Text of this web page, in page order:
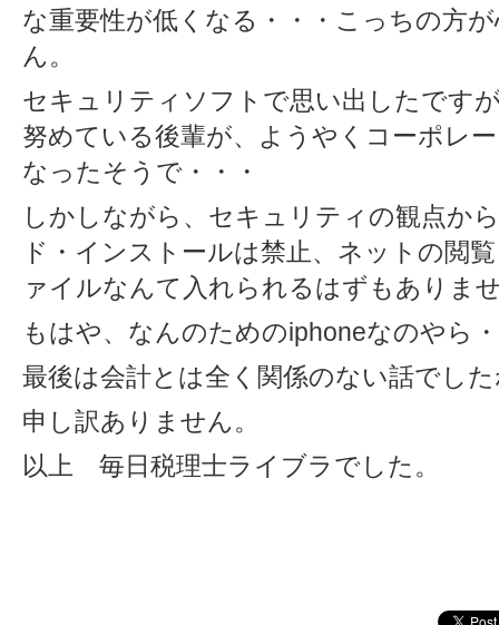
な重要性が低くなる・・・こっちの方
ん。
セキュリティソフトで思い出したです
努めている後輩が、ようやくコーポレ
なったそうで・・・
しかしながら、セキュリティの観点か
ド・インストールは禁止、ネットの閲
ァイルなんて入れられるはずもありま
もはや、なんのためのiphoneなのやら
最後は会計とは全く関係のない話でし
申し訳ありません。
以上 毎日税理士ライブラでした。